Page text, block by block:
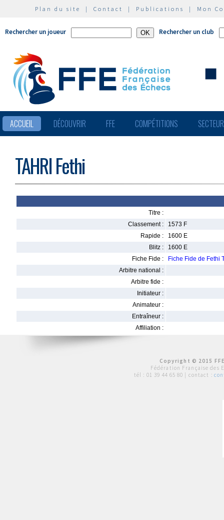
Plan du site | Contact | Publications | Mon
Rechercher un joueur Rechercher un club
ACCUEIL DÉCOUVRIR FFE COMPÉTITIONS
TAHRI Fethi
Titre :
Classement :
1573 F
Rapide :
1600 E
Blitz :
1600 E
Fiche Fide :
Fiche Fide de Fethi
Arbitre national :
Arbitre fide :
Initiateur :
Animateur :
Entraîneur :
Affiliation :
Copyright © 2015
Fédération Française des
tél : 01 39 44 65 80 | contact :